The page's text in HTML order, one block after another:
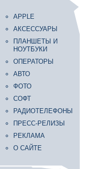
APPLE
АКСЕССУАРЫ
ПЛАНШЕТЫ И
НОУТБУКИ
ОПЕРАТОРЫ
АВТО
ФОТО
СОФТ
РАДИОТЕЛЕФОНЫ
ПРЕСС-РЕЛИЗЫ
РЕКЛАМА
О САЙТЕ